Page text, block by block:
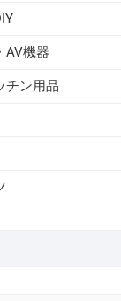
AV機器
チン用品